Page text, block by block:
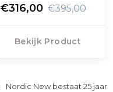
€316,00 €395,00
Bekijk Product
Nordic New bestaat 25 jaar